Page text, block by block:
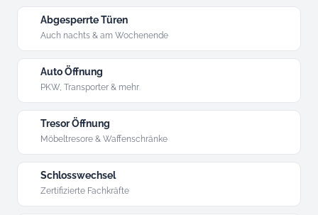
Abgesperrte Türen
Auch nachts & am Wochenende
Auto Öffnung
PKW, Transporter & mehr
Tresor Öffnung
Möbeltresore & Waffenschränke
Schlosswechsel
Zertifizierte Fachkräfte